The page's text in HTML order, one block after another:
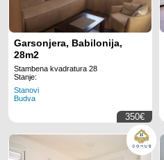
Garsonjera, Babilonija,
28m2
Stambena kvadratura 28
Stanje:
Stanovi
Budva
350€